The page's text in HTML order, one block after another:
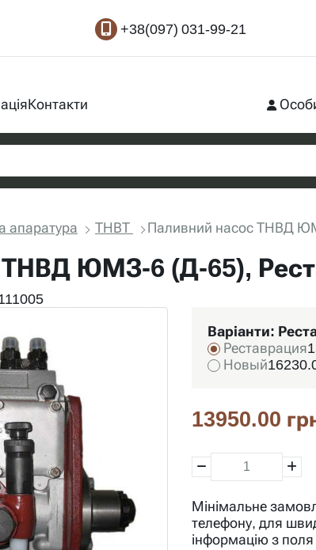
+38(097) 031-99-21
Контакти
апаратура ТНВТ Паливний насос ТНВД
ЮМЗ-6 (Д-65),
Варіанти:
Реставрация
Новый
13950.00
Мінімальне
телефону, для
інформацію з